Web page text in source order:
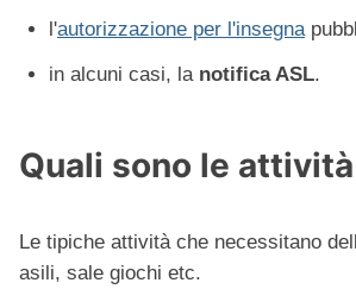
l'autorizzazione per l'insegna
in alcuni casi, la notifica ASL.
Quali sono le
Le tipiche attività che necessitano
asili, sale giochi etc.